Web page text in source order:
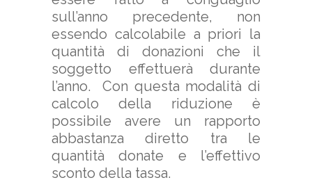
sull’anno precedente, non
essendo calcolabile a priori la
quantità di donazioni che il
soggetto effettuerà durante
l’anno. Con questa modalità di
calcolo della riduzione è
possibile avere un rapporto
abbastanza diretto tra le
quantità donate e l’effettivo
sconto della tassa.